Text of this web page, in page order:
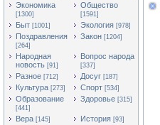
Экономика
[1300]
Общество
[1591]
Быт [1001] Экология [978]
Поздравления
[264]
Закон [1204]
Народная
новость [91]
Вопрос народа
[337]
Разное [712] Досуг [187]
Культура [273] Спорт [534]
Образование
[441]
Здоровье [315]
Вера [145] История [93]